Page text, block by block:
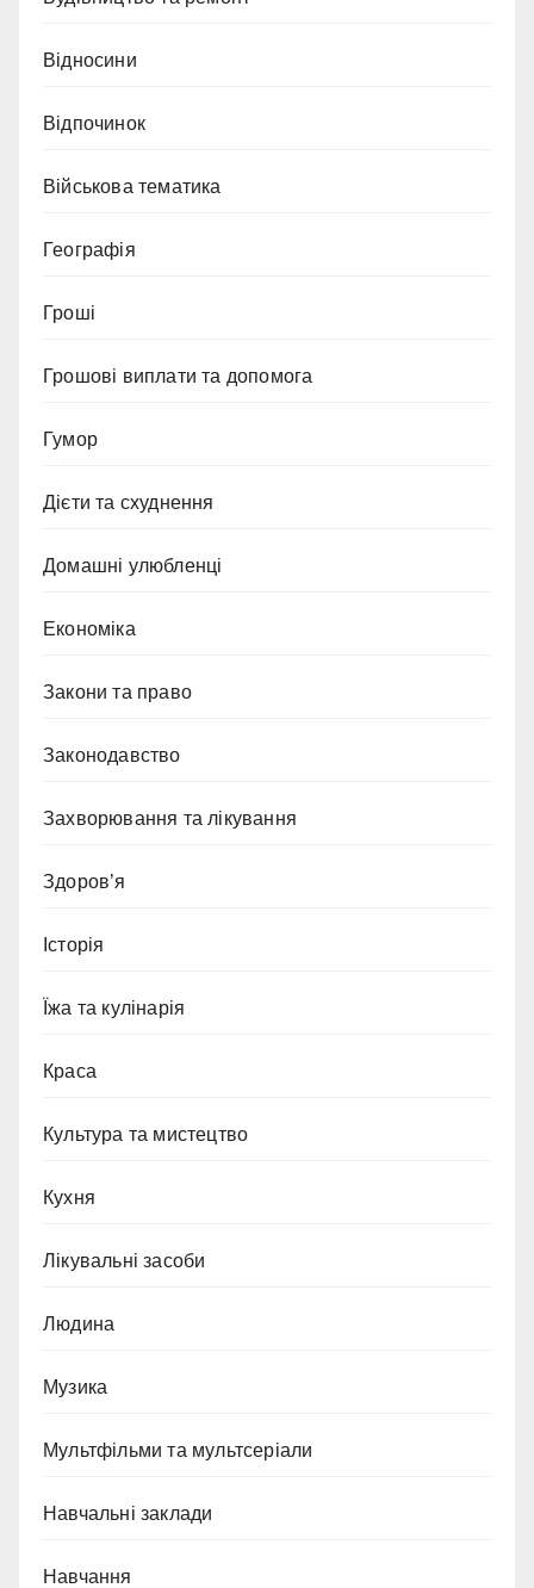
Відносини
Відпочинок
Військова тематика
Географія
Гроші
Грошові виплати та допомога
Гумор
Дієти та схуднення
Домашні улюбленці
Економіка
Закони та право
Законодавство
Захворювання та лікування
Здоров’я
Історія
Їжа та кулінарія
Краса
Культура та мистецтво
Кухня
Лікувальні засоби
Людина
Музика
Мультфільми та мультсеріали
Навчальні заклади
Навчання